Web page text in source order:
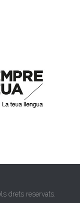
drets reservats.